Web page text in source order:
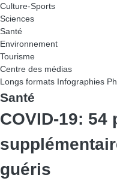
Culture-Sports
Sciences
Santé
Environnement
Tourisme
Centre des médias
Longs formats Infographies
Santé
COVID-19: 54
guéris